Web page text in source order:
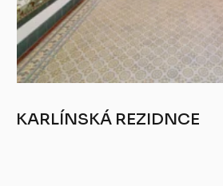
KARLÍNSKÁ REZIDNCE